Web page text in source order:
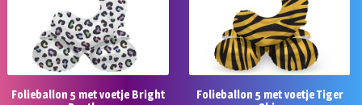
Folieballon 5 met voetje Bright
Folieballon 5 met voetje Tiger